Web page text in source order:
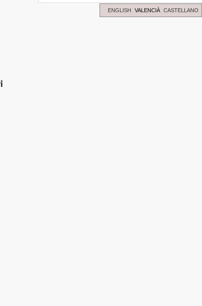
ENGLISH VALENCIÀ CASTELLANO